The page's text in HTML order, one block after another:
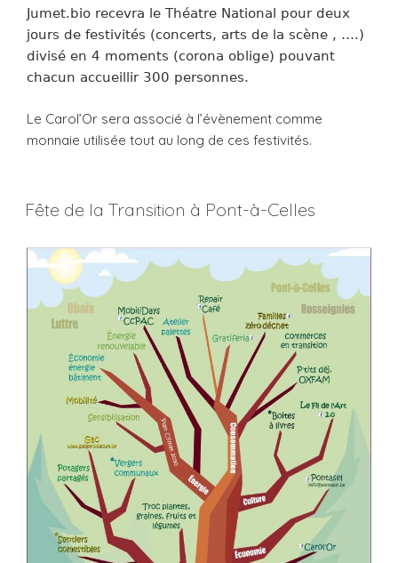
Jumet.bio recevra le Théatre National pour deux
jours de festivités (concerts, arts de la scène , ….)
divisé en 4 moments (corona oblige) pouvant
chacun accueillir 300 personnes.
Le Carol’Or sera associé à l’évènement comme
monnaie utilisée tout au long de ces festivités.
Fête de la Transition à Pont-à-Celles